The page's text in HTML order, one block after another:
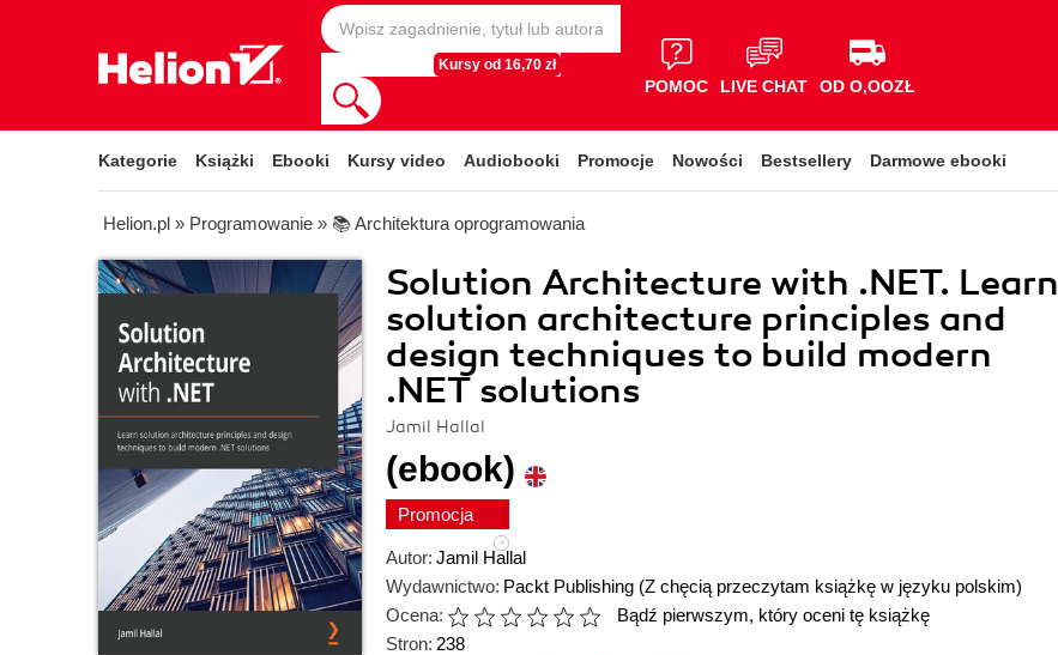
Kursy od 16,70 zł
POMOC LIVE CHAT OD O,OOZŁ
Kategorie Książki Ebooki Kursy video Audiobooki Promocje Nowości Bestsellery Darmowe ebooki
Helion.pl » Programowanie » 📚 Architektura oprogramowania
Solution Architecture with .NET. Learn
solution architecture principles and
design techniques to build modern
.NET solutions
Jamil Hallal
(ebook)
Promocja
Autor: Jamil Hallal
Wydawnictwo: Packt Publishing (Z chęcią przeczytam książkę w języku polskim)
Ocena:
Bądź pierwszym, który oceni tę książkę
Stron: 238